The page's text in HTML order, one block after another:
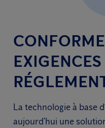
EXIGENCES
La technologie à base
aujourd’hui une